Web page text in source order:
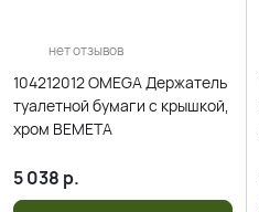
нет отзывов
104212012 OMEGA Держатель
туалетной бумаги с крышкой,
хром BEMETA
5 038 р.